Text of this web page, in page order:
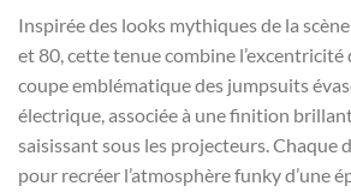
Inspirée des looks mythiques de la
et 80, cette tenue combine l’excentricité
coupe emblématique des jumpsuits
électrique, associée à une finition
saisissant sous les projecteurs. Chaque
pour recréer l’atmosphère funky d’une